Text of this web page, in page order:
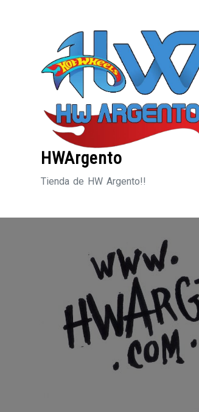
HWArgento
Tienda de HW Argento!!